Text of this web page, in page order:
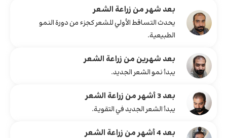
بعد شهر من زراعة الشعر
يحدث التساقط الأولي للشعر كجزء من دورة النمو
الطبيعية.
بعد شهرين من زراعة الشعر
يبدأ نمو الشعر الجديد.
بعد 3 أشهر من زراعة الشعر
يبدأ الشعر الجديد في التقوية.
بعد 4 أشهر من زراعة الشعر